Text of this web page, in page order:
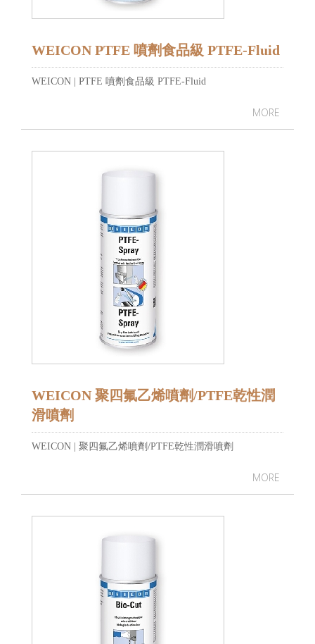
WEICON PTFE 噴劑食品級 PTFE-Fluid
WEICON | PTFE 噴劑食品級 PTFE-Fluid
MORE
WEICON 聚四氟乙烯噴劑/PTFE乾性潤
滑噴劑
WEICON | 聚四氟乙烯噴劑/PTFE乾性潤滑噴劑
MORE